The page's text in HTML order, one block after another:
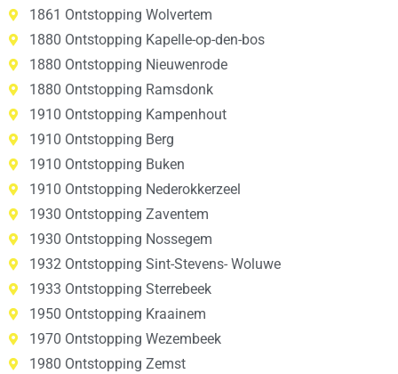
1861 Ontstopping Wolvertem
1880 Ontstopping Kapelle-op-den-bos
1880 Ontstopping Nieuwenrode
1880 Ontstopping Ramsdonk
1910 Ontstopping Kampenhout
1910 Ontstopping Berg
1910 Ontstopping Buken
1910 Ontstopping Nederokkerzeel
1930 Ontstopping Zaventem
1930 Ontstopping Nossegem
1932 Ontstopping Sint-Stevens- Woluwe
1933 Ontstopping Sterrebeek
1950 Ontstopping Kraainem
1970 Ontstopping Wezembeek
1980 Ontstopping Zemst